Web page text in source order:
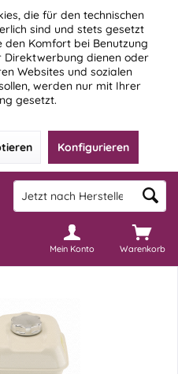
die für den technischen
sind und stets gesetzt
den Komfort bei Benutzung
Direktwerbung dienen oder
Websites und sozialen
werden nur mit Ihrer
gesetzt.
Konfigurieren
Warenkorb
Mein Konto